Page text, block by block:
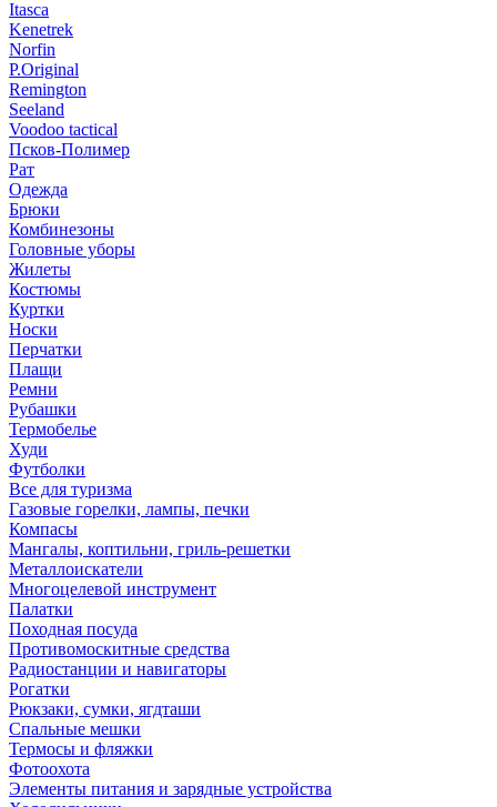
Itasca
Kenetrek
Norfin
P.Original
Remington
Seeland
Voodoo tactical
Псков-Полимер
Рат
Одежда
Брюки
Комбинезоны
Головные уборы
Жилеты
Костюмы
Куртки
Носки
Перчатки
Плащи
Ремни
Рубашки
Термобелье
Худи
Футболки
Все для туризма
Газовые горелки, лампы, печки
Компасы
Мангалы, коптильни, гриль-решетки
Металлоискатели
Многоцелевой инструмент
Палатки
Походная посуда
Противомоскитные средства
Радиостанции и навигаторы
Рогатки
Рюкзаки, сумки, ягдташи
Спальные мешки
Термосы и фляжки
Фотоохота
Элементы питания и зарядные устройства